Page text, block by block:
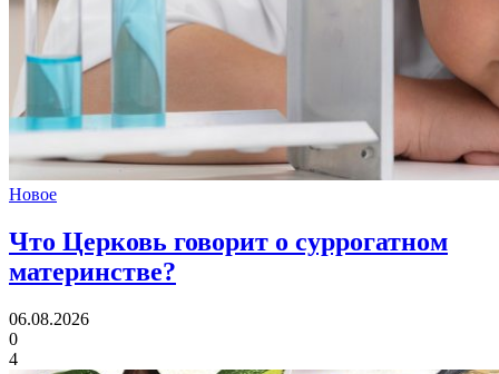
Новое
Что Церковь говорит о суррогатном
материнстве?
06.08.2026
0
4